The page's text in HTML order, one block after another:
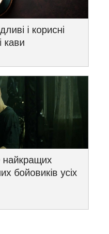
і корисні
кави
найкращих
бойовиків усіх